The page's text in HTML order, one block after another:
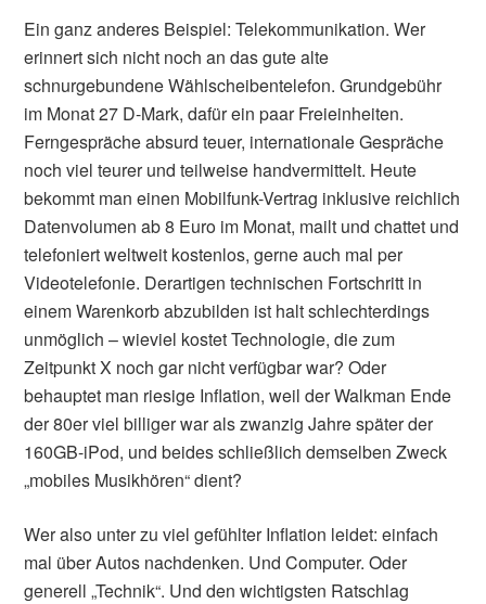
Ein ganz anderes Beispiel: Telekommunikation. Wer
erinnert sich nicht noch an das gute alte
schnurgebundene Wählscheibentelefon. Grundgebühr
im Monat 27 D-Mark, dafür ein paar Freieinheiten.
Ferngespräche absurd teuer, internationale Gespräche
noch viel teurer und teilweise handvermittelt. Heute
bekommt man einen Mobilfunk-Vertrag inklusive reichlich
Datenvolumen ab 8 Euro im Monat, mailt und chattet und
telefoniert weltweit kostenlos, gerne auch mal per
Videotelefonie. Derartigen technischen Fortschritt in
einem Warenkorb abzubilden ist halt schlechterdings
unmöglich – wieviel kostet Technologie, die zum
Zeitpunkt X noch gar nicht verfügbar war? Oder
behauptet man riesige Inflation, weil der Walkman Ende
der 80er viel billiger war als zwanzig Jahre später der
160GB-iPod, und beides schließlich demselben Zweck
„mobiles Musikhören“ dient?
Wer also unter zu viel gefühlter Inflation leidet: einfach
mal über Autos nachdenken. Und Computer. Oder
generell „Technik“. Und den wichtigsten Ratschlag